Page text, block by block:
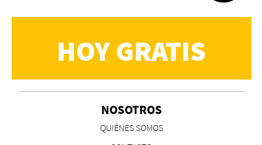
HOY GRATIS
NOSOTROS
QUIÉNES SOMOS